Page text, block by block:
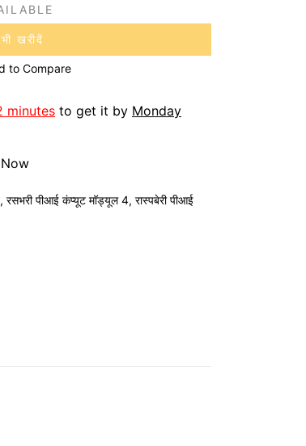
खरीदें
to Compare
minutes to get it by Monday
, रसभरी पीआई कंप्यूट मॉड्यूल 4, रास्पबेरी पीआई